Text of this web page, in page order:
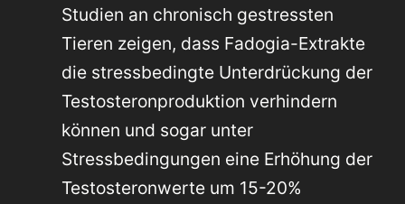
Studien an chronisch gestressten
Tieren zeigen, dass Fadogia-Extrakte
die stressbedingte Unterdrückung der
Testosteronproduktion verhindern
können und sogar unter
Stressbedingungen eine Erhöhung der
Testosteronwerte um 15-20%